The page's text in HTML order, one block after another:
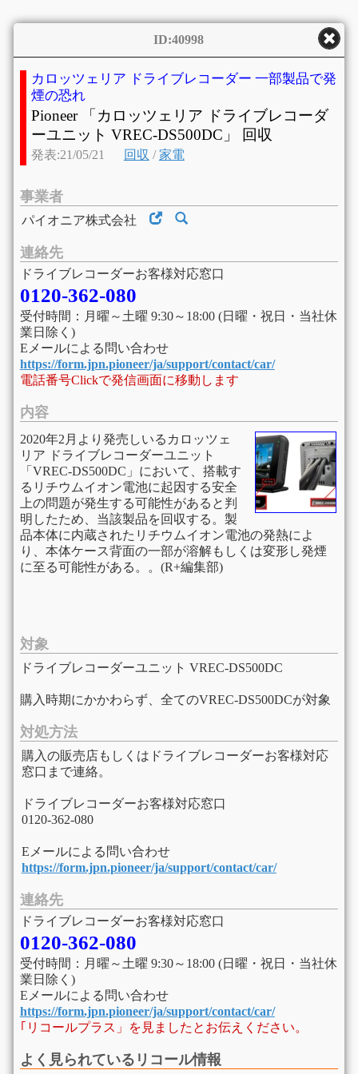
ID:40998
カロッツェリア ドライブレコーダー 一部製品で発
煙の恐れ
Pioneer 「カロッツェリア ドライブレコーダ
ーユニット VREC-DS500DC」 回収
発表:21/05/21 回収 /家電
事業者
パイオニア株式会社
連絡先
ドライブレコーダーお客様対応窓口
0120-362-080
受付時間：月曜～土曜 9:30～18:00 (日曜・祝日・当社休
業日除く)
Eメールによる問い合わせ
https://form.jpn.pioneer/ja/support/contact/car/
電話番号Clickで発信画面に移動します
内容
2020年2月より発売しいるカロッツェ
リア ドライブレコーダーユニット
「VREC-DS500DC」において、搭載す
るリチウムイオン電池に起因する安全
上の問題が発生する可能性があると判
明したため、当該製品を回収する。製
品本体に内蔵されたリチウムイオン電池の発熱によ
り、本体ケース背面の一部が溶解もしくは変形し発煙
に至る可能性がある。。(R+編集部)
対象
ドライブレコーダーユニット VREC-DS500DC
購入時期にかかわらず、全てのVREC-DS500DCが対象
対処方法
購入の販売店もしくはドライブレコーダーお客様対応
窓口まで連絡。
ドライブレコーダーお客様対応窓口
0120-362-080
Eメールによる問い合わせ
https://form.jpn.pioneer/ja/support/contact/car/
連絡先
ドライブレコーダーお客様対応窓口
0120-362-080
受付時間：月曜～土曜 9:30～18:00 (日曜・祝日・当社休
業日除く)
Eメールによる問い合わせ
https://form.jpn.pioneer/ja/support/contact/car/
｢リコールプラス」を見ましたとお伝えください。
よく見られているリコール情報